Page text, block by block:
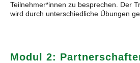
Teilnehmer*innen zu besprechen. Der
wird durch unterschiedliche Übungen
Modul 2: